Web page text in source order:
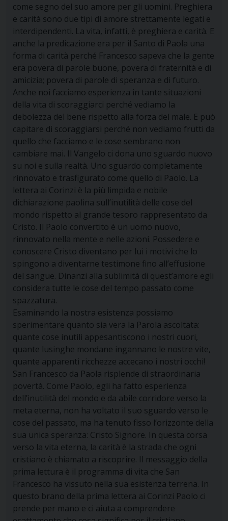
come segno del suo amore per gli uomini. Preghiera
e carità sono due tipi di amore strettamente legati e
interdipendenti. La vita, infatti, è preghiera e carità. E
anche la predicazione era per il Santo di Paola una
forma di carità perché Francesco sapeva che la gente
era povera di parole buone, povera di fraternità e di
amicizia; povera di parole di speranza e di futuro.
Anche noi facciamo esperienza in tante situazioni
della vita di scoraggiarci perché vediamo la
debolezza del bene rispetto alla forza del male. E può
capitare di scoraggiarsi perché non vediamo frutti da
quello che facciamo e le cose sembrano non
cambiare mai. Il Vangelo ci dona uno sguardo nuovo
su noi e sulla realtà. Uno sguardo completamente
rinnovato e trasfigurato come quello di Paolo. La
lettera ai Corinzi è la più limpida e nobile
dichiarazione paolina sull’inutilità delle cose del
mondo rispetto al grande tesoro rappresentato da
Cristo. Il Paolo convertito è un uomo nuovo,
rinnovato nella mente e nelle azioni. Possedere e
conoscere Cristo diventano per lui i motivi che lo
spingono a diventarne testimone fino all’effusione
del sangue. Dinanzi alla sublimità di quest’amore egli
considera tutte le cose del tempo passato come
spazzatura.
Esaminando la nostra esistenza possiamo
sperimentare quanto sia vera la Parola ascoltata:
quante cose inutili appesantiscono i nostri cuori,
quante lusinghe mondane ingannano le nostre vite,
quante apparenti ricchezze accecano i nostri occhi!
San Francesco da Paola risplende di straordinaria
povertà. Come Paolo, egli ha fatto esperienza
dell’inutilità del mondo e da abile corridore verso la
meta eterna, non ha voltato il suo sguardo verso le
cose del passato, ma ha tenuto fisso l’orizzonte della
sua unica speranza: Cristo Signore. In questa corsa
verso la vita eterna, la carità è la strada che ogni
cristiano è chiamato a riscoprire. Il messaggio della
prima lettura è il programma di vita che San
Francesco ha vissuto nella sua esistenza terrena. In
questo brano della prima lettera ai Corinzi Paolo ci
prende per mano e ci aiuta a comprendere